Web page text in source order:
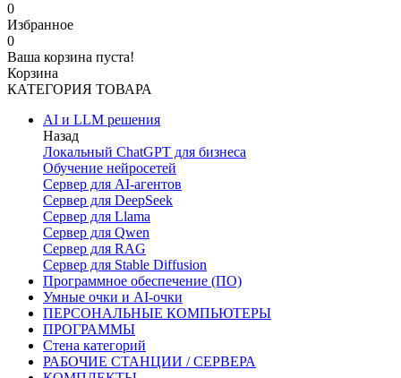
0
Избранное
0
Ваша корзина пуста!
Корзина
КАТЕГОРИЯ ТОВАРА
AI и LLM решения
Назад
Локальный ChatGPT для бизнеса
Обучение нейросетей
Сервер для AI-агентов
Сервер для DeepSeek
Сервер для Llama
Сервер для Qwen
Сервер для RAG
Сервер для Stable Diffusion
Программное обеспечение (ПО)
Умные очки и AI-очки
ПЕРСОНАЛЬНЫЕ КОМПЬЮТЕРЫ
ПРОГРАММЫ
Стена категорий
РАБОЧИЕ СТАНЦИИ / СЕРВЕРА